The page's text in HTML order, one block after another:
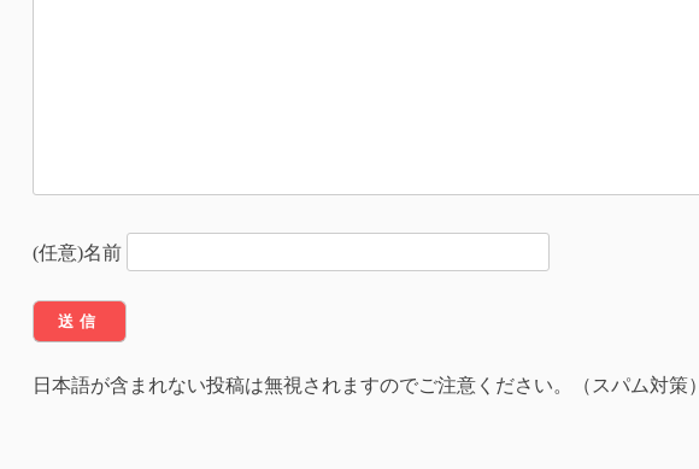
ン
(任意)名前
日本語が含まれない投稿は無視されますのでご注意ください。（スパム対策）